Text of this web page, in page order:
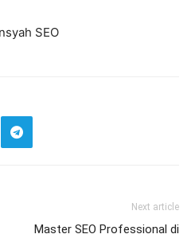
SEO
Next article
Master SEO Professional di